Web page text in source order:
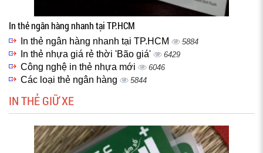
In thẻ ngân hàng nhanh tại TP.HCM
In thẻ ngân hàng nhanh tại TP.HCM 5884
In thẻ nhựa giá rẻ thời 'Bão giá' 6429
Công nghệ in thẻ nhựa mới 6046
Các loại thẻ ngân hàng 5844
IN THẺ GIỮ XE